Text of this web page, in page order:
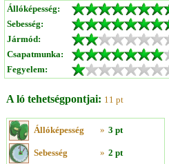
Állóképesség:
Sebesség:
Jármód:
Csapatmunka:
Fegyelem:
A ló tehetségpontjai: 11 pt
Állóképesség » 3 pt
Sebesség » 2 pt